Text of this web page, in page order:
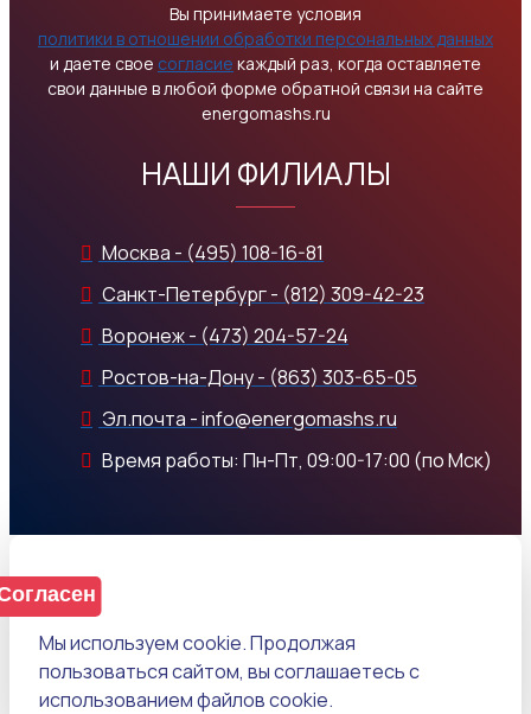
Вы принимаете условия
политики в отношении обработки персональных данных
и даете свое согласие каждый раз, когда оставляете
свои данные в любой форме обратной связи на сайте
energomashs.ru
НАШИ ФИЛИАЛЫ
Москва - (495) 108-16-81
Санкт-Петербург - (812) 309-42-23
Воронеж - (473) 204-57-24
Ростов-на-Дону - (863) 303-65-05
Эл.почта - info@energomashs.ru
Время работы: Пн-Пт, 09:00-17:00 (по Мск)
Мы используем cookie. Продолжая
пользоваться сайтом, вы соглашаетесь с
использованием файлов cookie.